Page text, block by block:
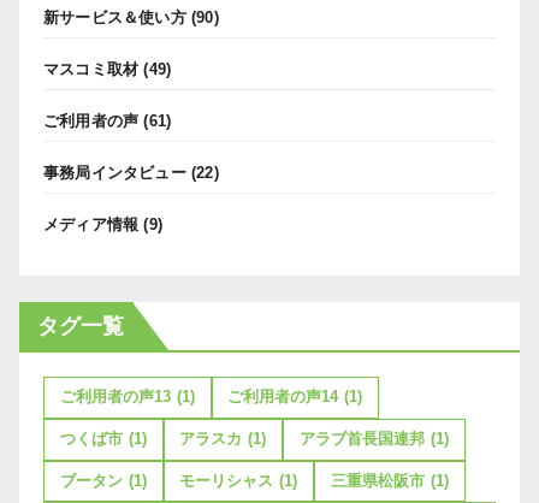
新サービス＆使い方(90)
マスコミ取材 (49)
ご利用者の声 (61)
事務局インタビュー(22)
メディア情報 (9)
タグ一覧
ご利用者の声13 (1) ご利用者の声14 (1)
つくば市 (1) アラスカ (1) アラブ首長国連邦 (1)
ブータン (1) モーリシャス (1) 三重県松阪市 (1)